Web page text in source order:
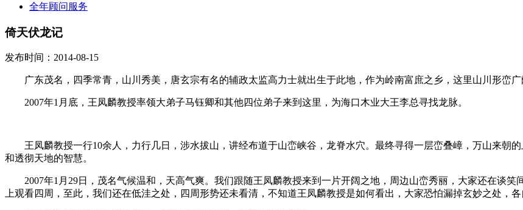
全年顾问服务
倚天伏龙记
发布时间：2014-08-15
广东茂名，四季常青，山川秀美，唐玄宗有名的辅政太监高力士就出生于此地，作为岭南富庶之乡，这里山川形峦广
2007年1月底，王凤麟教授率领大弟子马钰卿和其他四位弟子来到这里，为海口木业大王李总寻找龙脉。
王凤麟教授一行10余人，力行几日，涉水拔山，讲经布道于山峦峡谷，龙脊水穴。最终寻得一层峦叠嶂，万山来朝
和透彻天地的智慧。
2007年1月29日，茂名气候温和，天高气爽。我们跟随王凤麟教授来到一片开阔之地，周边山峦秀丽，大家还在谈笑
上观看四周，至此，我们还在低洼之处，四周形势还未看清，不知道王凤麟教授是如何看出，大家恐怕漏掉玄妙之处，各